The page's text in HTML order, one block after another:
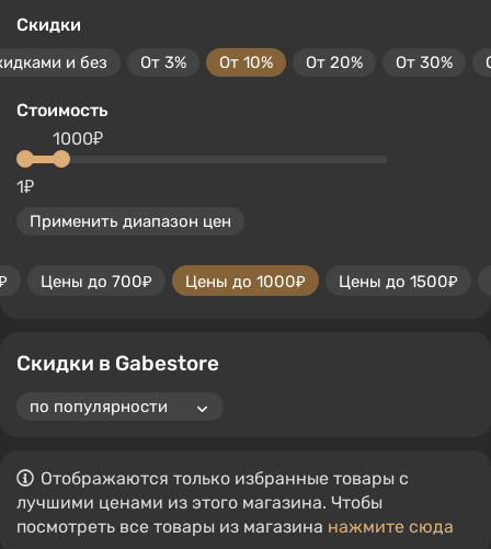
Скидки
и без От 3% От 10% От 20% От 30%
Стоимость
1₽
1000₽
Применить диапазон цен
Цены до 700₽ Цены до 1000₽ Цены до 1500₽
Скидки в Gabestore
Отображаются только избранные товары с
лучшими ценами из этого магазина. Чтобы
посмотреть все товары из магазина нажмите сюда